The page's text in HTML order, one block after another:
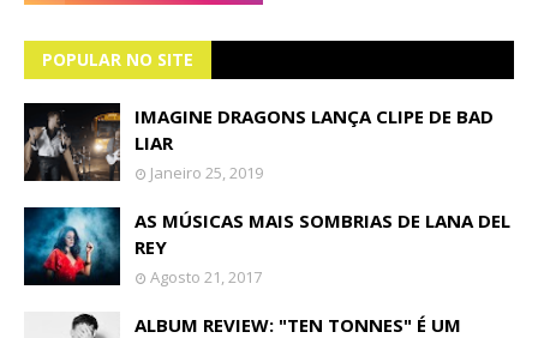
POPULAR NO SITE
IMAGINE DRAGONS LANÇA CLIPE DE BAD
LIAR
Janeiro 25, 2019
AS MÚSICAS MAIS SOMBRIAS DE LANA DEL
REY
Agosto 21, 2017
ALBUM REVIEW: "TEN TONNES" É UM